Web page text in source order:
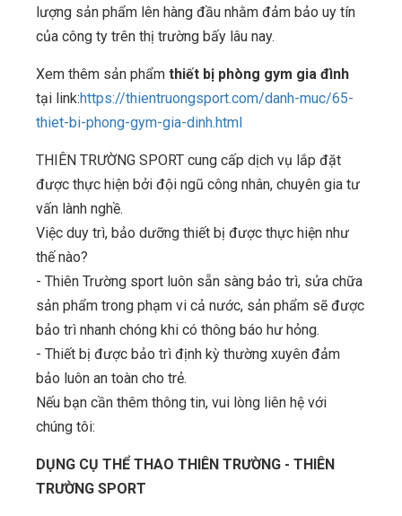
lượng sản phẩm lên hàng đầu nhằm đảm bảo uy tín
của công ty trên thị trường bấy lâu nay.
Xem thêm sản phẩm thiết bị phòng gym gia đình
tại link:https://thientruongsport.com/danh-muc/65-
thiet-bi-phong-gym-gia-dinh.html
THIÊN TRƯỜNG SPORT cung cấp dịch vụ lắp đặt
được thực hiện bởi đội ngũ công nhân, chuyên gia tư
vấn lành nghề.
Việc duy trì, bảo dưỡng thiết bị được thực hiện như
thế nào?
- Thiên Trường sport luôn sẵn sàng bảo trì, sửa chữa
sản phẩm trong phạm vi cả nước, sản phẩm sẽ được
bảo trì nhanh chóng khi có thông báo hư hỏng.
- Thiết bị được bảo trì định kỳ thường xuyên đảm
bảo luôn an toàn cho trẻ.
Nếu bạn cần thêm thông tin, vui lòng liên hệ với
chúng tôi:
DỤNG CỤ THỂ THAO THIÊN TRƯỜNG - THIÊN
TRƯỜNG SPORT